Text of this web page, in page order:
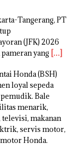
Tangerang, PT
(JFK) 2026
yang […]
Honda (BSH)
loyal sepeda
Bale
menarik,
makanan
servis motor,
Honda.